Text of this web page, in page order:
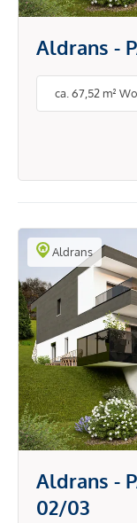
Aldrans -
ca. 67,52 m²
Aldrans
Aldrans -
02/03